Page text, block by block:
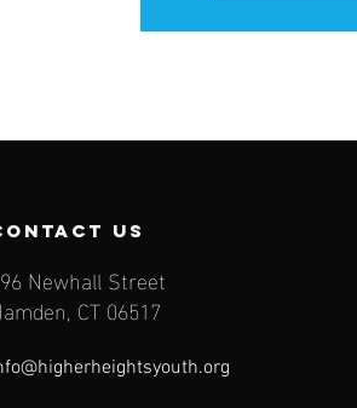
us
Newhall Street
CT 06517